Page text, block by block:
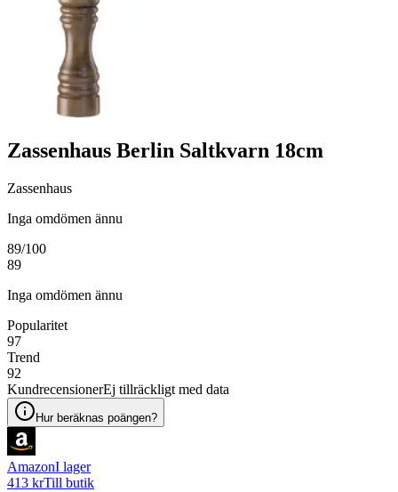
Zassenhaus Berlin Saltkvarn 18cm
Zassenhaus
Inga omdömen ännu
89/100
89
Inga omdömen ännu
Popularitet
97
Trend
92
KundrecensionerEj tillräckligt med data
Hur beräknas poängen?
AmazonI lager
413 krTill butik